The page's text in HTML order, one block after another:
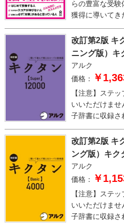
らの豊富な受
獲得に導いてき
改訂第2版 キ
ニング版）
アルク
価格：
￥
【注意】ステ
いいただけま
子辞書に収録さ
改訂第2版 キ
ング版）キ
アルク
価格：
￥
【注意】ステ
いいただけま
子辞書に収録さ